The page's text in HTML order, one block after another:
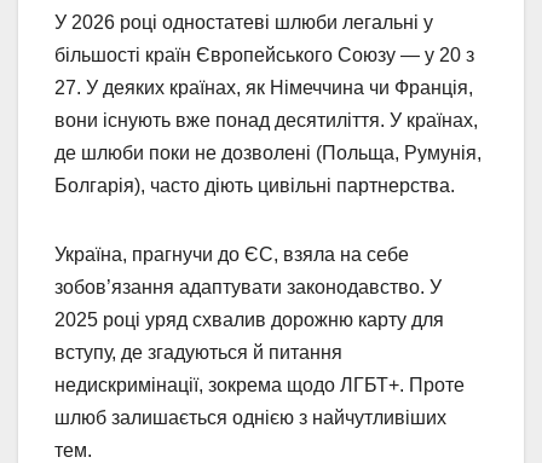
У 2026 році одностатеві шлюби легальні у
більшості країн Європейського Союзу — у 20 з
27. У деяких країнах, як Німеччина чи Франція,
вони існують вже понад десятиліття. У країнах,
де шлюби поки не дозволені (Польща, Румунія,
Болгарія), часто діють цивільні партнерства.
Україна, прагнучи до ЄС, взяла на себе
зобов’язання адаптувати законодавство. У
2025 році уряд схвалив дорожню карту для
вступу, де згадуються й питання
недискримінації, зокрема щодо ЛГБТ+. Проте
шлюб залишається однією з найчутливіших
тем.